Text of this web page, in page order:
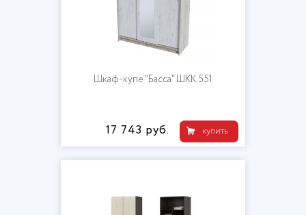
Шкаф-купе "Басса" ШКК 551
купить
17 743 руб.